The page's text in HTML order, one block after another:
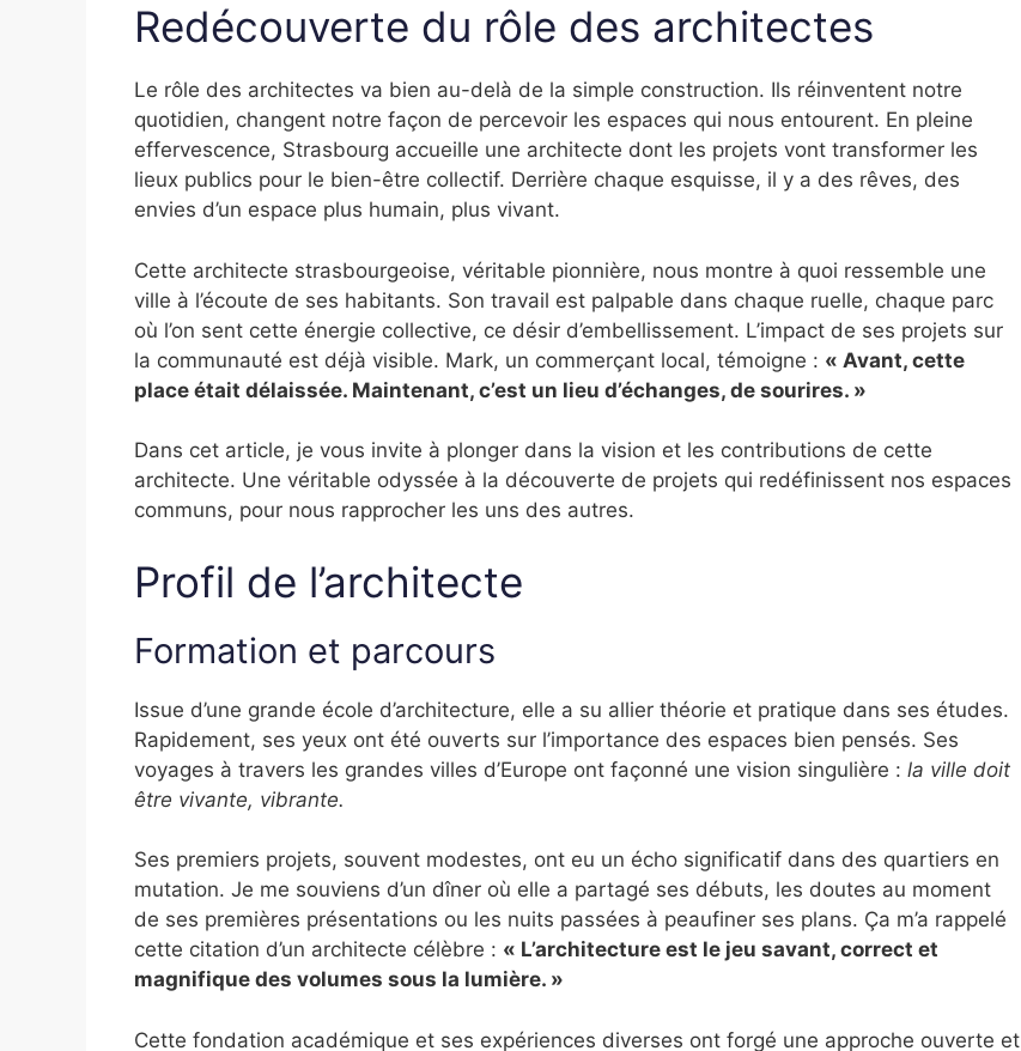
Redécouverte du rôle des architectes
Le rôle des architectes va bien au-delà de la simple construction. Ils réinventent notre
quotidien, changent notre façon de percevoir les espaces qui nous entourent. En pleine
effervescence, Strasbourg accueille une architecte dont les projets vont transformer les
lieux publics pour le bien-être collectif. Derrière chaque esquisse, il y a des rêves, des
envies d’un espace plus humain, plus vivant.
Cette architecte strasbourgeoise, véritable pionnière, nous montre à quoi ressemble une
ville à l’écoute de ses habitants. Son travail est palpable dans chaque ruelle, chaque parc
où l’on sent cette énergie collective, ce désir d’embellissement. L’impact de ses projets sur
la communauté est déjà visible. Mark, un commerçant local, témoigne : « Avant, cette
place était délaissée. Maintenant, c’est un lieu d’échanges, de sourires. »
Dans cet article, je vous invite à plonger dans la vision et les contributions de cette
architecte. Une véritable odyssée à la découverte de projets qui redéfinissent nos espaces
communs, pour nous rapprocher les uns des autres.
Profil de l’architecte
Formation et parcours
Issue d’une grande école d’architecture, elle a su allier théorie et pratique dans ses études.
Rapidement, ses yeux ont été ouverts sur l’importance des espaces bien pensés. Ses
voyages à travers les grandes villes d’Europe ont façonné une vision singulière : la ville doit
être vivante, vibrante.
Ses premiers projets, souvent modestes, ont eu un écho significatif dans des quartiers en
mutation. Je me souviens d’un dîner où elle a partagé ses débuts, les doutes au moment
de ses premières présentations ou les nuits passées à peaufiner ses plans. Ça m’a rappelé
cette citation d’un architecte célèbre : « L’architecture est le jeu savant, correct et
magnifique des volumes sous la lumière. »
Cette fondation académique et ses expériences diverses ont forgé une approche ouverte et